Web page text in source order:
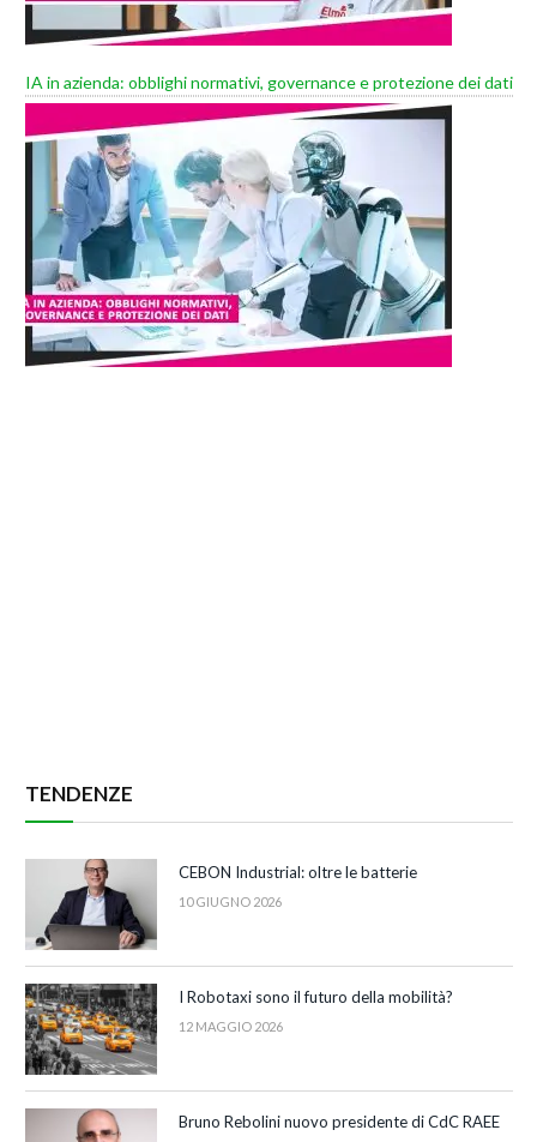
IA in azienda: obblighi normativi, governance e protezione dei dati
TENDENZE
CEBON Industrial: oltre le batterie
10 GIUGNO 2026
I Robotaxi sono il futuro della mobilità?
12 MAGGIO 2026
Bruno Rebolini nuovo presidente di CdC RAEE